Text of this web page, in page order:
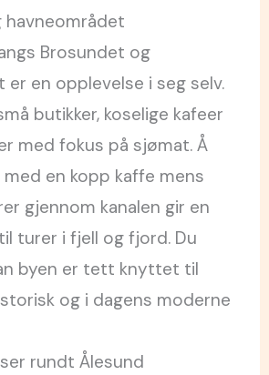
havneområdet
Brosundet og
er en opplevelse i seg selv.
butikker, koselige kafeer
med fokus på sjømat. Å
en kopp kaffe mens
gjennom kanalen gir en
turer i fjell og fjord. Du
byen er tett knyttet til
og i dagens moderne
rundt Ålesund